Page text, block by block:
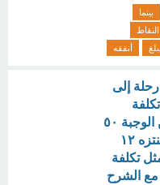
بينما
النقاط
أنفقه
إلى
المواصلات ٣٠ ريالا، وثمن الوجبة ٥٠
ريالا ، ورسوم الدخول للمنتزه ١٢
تكلفة
مع الشرح